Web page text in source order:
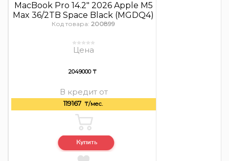
MacBook Pro 14.2″ 2026 Apple M5
Max 36/2TB Space Black (MGDQ4)
Код товара: 200899
Цена
2049000 ₸
В кредит от
119167 ₸/мес.